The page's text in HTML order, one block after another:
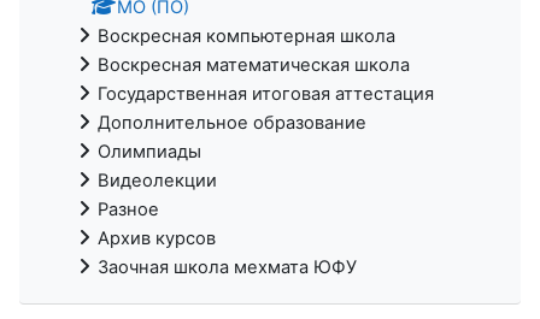
МО (ПО)
Воскресная компьютерная школа
Воскресная математическая школа
Государственная итоговая аттестация
Дополнительное образование
Олимпиады
Видеолекции
Разное
Архив курсов
Заочная школа мехмата ЮФУ